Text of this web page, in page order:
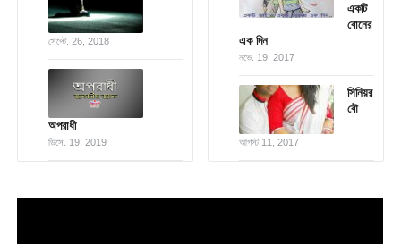
সেপ্টে. 26, 2018
অপরাধী
ডিসে. 19, 2019
একটি
বোনের
এক দিন
নভে. 19, 2017
সিনিয়র
বৌ
আগস্ট 11, 2017